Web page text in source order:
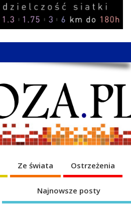
Ze świata Ostrzeżenia
Najnowsze posty